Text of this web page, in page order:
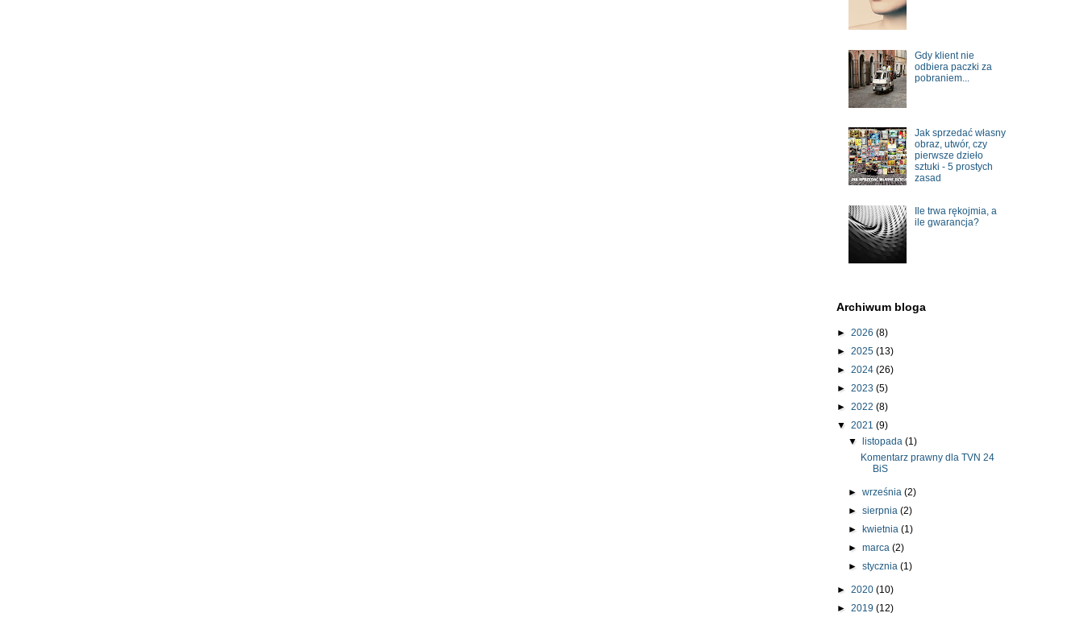
Gdy klient nie
odbiera paczki za
pobraniem...
Jak sprzedać własny
obraz, utwór, czy
pierwsze dzieło
sztuki - 5 prostych
zasad
Ile trwa rękojmia, a
ile gwarancja?
Archiwum bloga
► 2026 (8)
► 2025 (13)
► 2024 (26)
► 2023 (5)
► 2022 (8)
▼ 2021 (9)
▼
listopada(1)
Komentarz prawny dla TVN 24
BiS
►września(2)
►sierpnia(2)
►
kwietnia(1)
►marca(2)
►stycznia(1)
► 2020 (10)
► 2019 (12)